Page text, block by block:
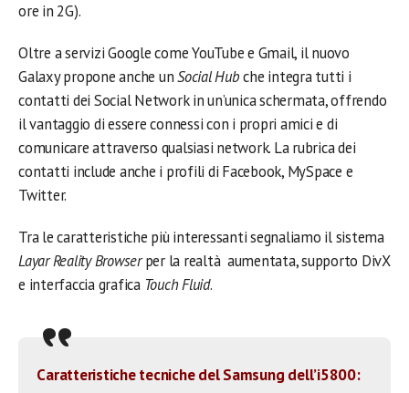
ore in 2G).
Oltre a servizi Google come YouTube e Gmail, il nuovo
Galaxy propone anche unSocial Hubche integra tutti i
contatti dei Social Network in un’unica schermata, offrendo
il vantaggio di essere connessi con i propri amici e di
comunicare attraverso qualsiasi network. La rubrica dei
contatti include anche i profili di Facebook, MySpace e
Twitter.
Tra le caratteristiche più interessanti segnaliamo il sistema
Layar Reality Browserper la realtà aumentata, supporto DivX
e interfaccia grafica Touch Fluid.
Caratteristiche tecniche del Samsung dell’i5800: